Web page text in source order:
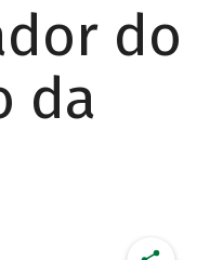
do
da